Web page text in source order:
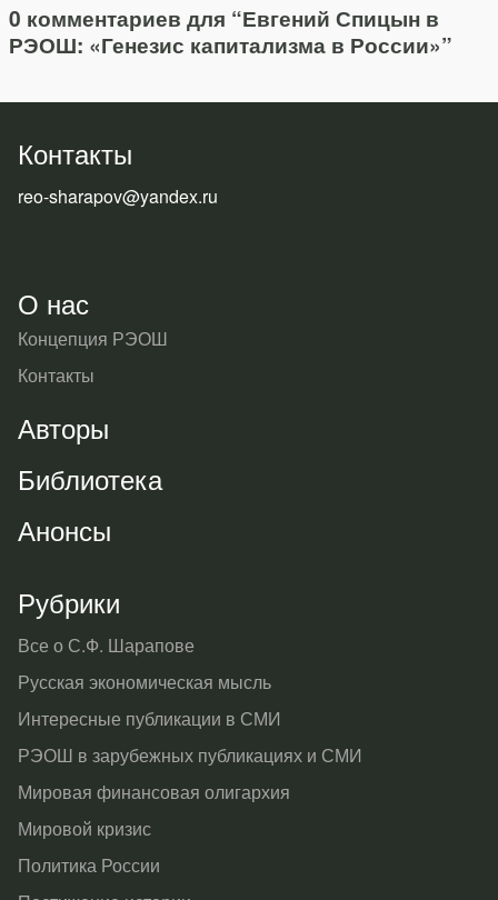
0 комментариев для “Евгений Спицын в
РЭОШ: «Генезис капитализма в России»”
Контакты
reo-sharapov@yandex.ru
О нас
Концепция РЭОШ
Контакты
Авторы
Библиотека
Анонсы
Рубрики
Все о С.Ф. Шарапове
Русская экономическая мысль
Интересные публикации в СМИ
РЭОШ в зарубежных публикациях и СМИ
Мировая финансовая олигархия
Мировой кризис
Политика России